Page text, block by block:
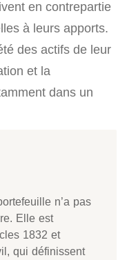
en contrepartie
à leurs apports.
des actifs de leur
et la
dans un
n’a pas
Elle est
1832 et
qui définissent